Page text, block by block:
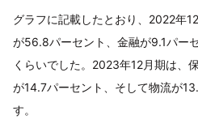
グラフに記載したとおり、2022年
が56.8パーセント、金融が9.1パー
くらいでした。2023年12月期は、
が14.7パーセント、そして物流が
す。